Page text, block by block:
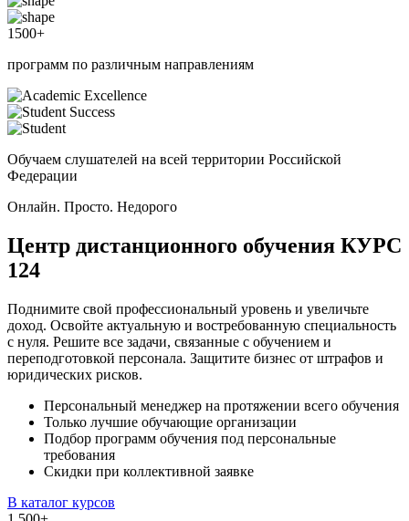
1500+
программ по различным направлениям
Обучаем слушателей на всей территории Российской
Федерации
Онлайн. Просто. Недорого
Центр дистанционного обучения КУРС
124
Поднимите свой профессиональный уровень и увеличьте
доход. Освойте актуальную и востребованную специальность
с нуля. Решите все задачи, связанные с обучением и
переподготовкой персонала. Защитите бизнес от штрафов и
юридических рисков.
Персональный менеджер на протяжении всего обучения
Только лучшие обучающие организации
Подбор программ обучения под персональные
требования
Скидки при коллективной заявке
В каталог курсов